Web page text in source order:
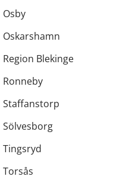
Osby
Oskarshamn
Region Blekinge
Ronneby
Staffanstorp
Sölvesborg
Tingsryd
Torsås